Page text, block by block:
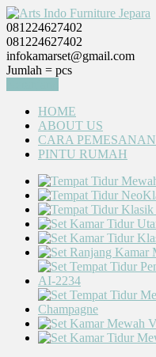
081224627402
081224627402
infokamarset@gmail.com
Jumlah = pcs
HOME
ABOUT US
CARA PEMESANAN
PINTU RUMAH